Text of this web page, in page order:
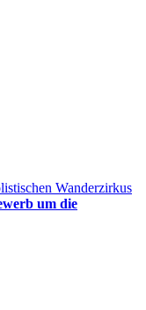
Wanderzirkus
um die